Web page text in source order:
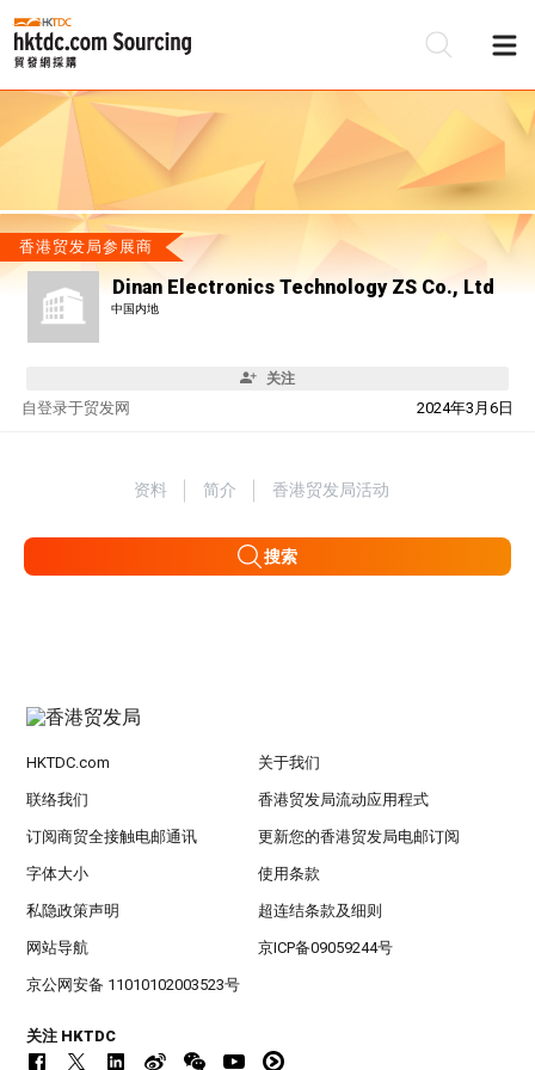
香港贸发局参展商
Dinan Electronics Technology ZS Co., Ltd
中国内地
关注
自 2024年3月6日
登录于贸发网
资料 简介 香港贸发局活动
搜索
HKTDC.com 关于我们
联络我们 香港贸发局流动应用程式
订阅商贸全接触电邮通讯 更新您的香港贸发局电邮订阅
字体大小 使用条款
私隐政策声明 超连结条款及细则
网站导航 京ICP备09059244号
京公网安备 11010102003523号
关注 HKTDC